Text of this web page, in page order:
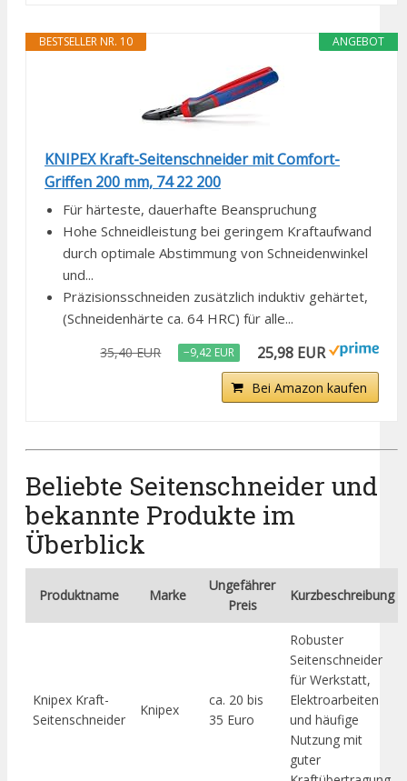
ANGEBOT
BESTSELLER NR. 10
KNIPEX Kraft-Seitenschneider mit Comfort-
Griffen 200 mm, 74 22 200
Für härteste, dauerhafte Beanspruchung
Hohe Schneidleistung bei geringem Kraftaufwand
durch optimale Abstimmung von Schneidenwinkel
und...
Präzisionsschneiden zusätzlich induktiv gehärtet,
(Schneidenhärte ca. 64 HRC) für alle...
35,40 EUR −9,42 EUR 25,98 EUR
Bei Amazon kaufen
Beliebte Seitenschneider und
bekannte Produkte im
Überblick
Produktname Marke
Ungefährer
Preis
Kurzbeschreibung
Knipex Kraft-
Seitenschneider
Knipex
ca. 20 bis
35 Euro
Robuster
Seitenschneider
für Werkstatt,
Elektroarbeiten
und häufige
Nutzung mit
guter